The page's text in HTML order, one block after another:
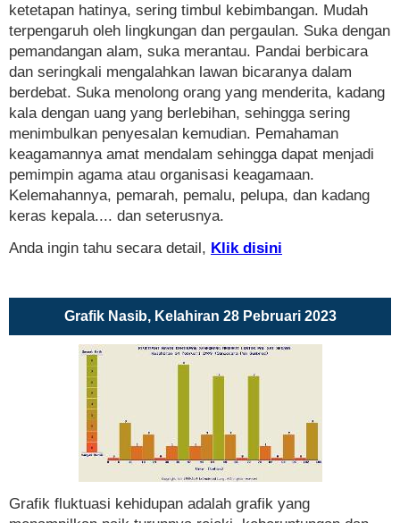
ketetapan hatinya, sering timbul kebimbangan. Mudah
terpengaruh oleh lingkungan dan pergaulan. Suka dengan
pemandangan alam, suka merantau. Pandai berbicara
dan seringkali mengalahkan lawan bicaranya dalam
berdebat. Suka menolong orang yang menderita, kadang
kala dengan uang yang berlebihan, sehingga sering
menimbulkan penyesalan kemudian. Pemahaman
keagamannya amat mendalam sehingga dapat menjadi
pemimpin agama atau organisasi keagamaan.
Kelemahannya, pemarah, pemalu, pelupa, dan kadang
keras kepala.... dan seterusnya.
Anda ingin tahu secara detail, Klik disini
Grafik Nasib, Kelahiran 28 Pebruari 2023
Grafik fluktuasi kehidupan adalah grafik yang